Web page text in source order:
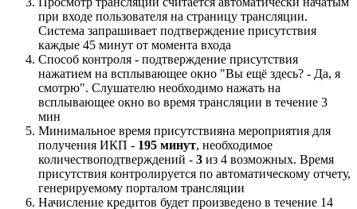
при входе пользователя на страницу трансляции.
Система запрашивает подтверждение присутствия
каждые 45 минут от момента входа
Способ контроля - подтверждение присутствия
нажатием на всплывающее окно "Вы ещё здесь? - Да, я
смотрю". Слушателю необходимо нажать на
всплывающее окно во время трансляции в течение 3
мин
Минимальное время присутствияна мероприятия для
получения ИКП - 195 минут, необходимое
количествоподтверждений - 3 из 4 возможных. Время
присутствия контролируется по автоматическому отчету,
генерируемому порталом трансляции
Начисление кредитов будет произведено в течение 14